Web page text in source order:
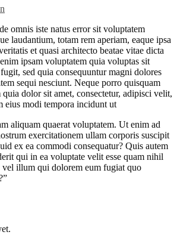
omnis iste natus error sit voluptatem
laudantium, totam rem aperiam, eaque ipsa
et quasi architecto beatae vitae dicta
ipsam voluptatem quia voluptas sit
sed quia consequuntur magni dolores
sequi nesciunt. Neque porro quisquam
dolor sit amet, consectetur, adipisci velit,
eius modi tempora incidunt ut
aliquam quaerat voluptatem. Ut enim ad
exercitationem ullam corporis suscipit
ex ea commodi consequatur? Quis autem
qui in ea voluptate velit esse quam nihil
vel illum qui dolorem eum fugiat quo